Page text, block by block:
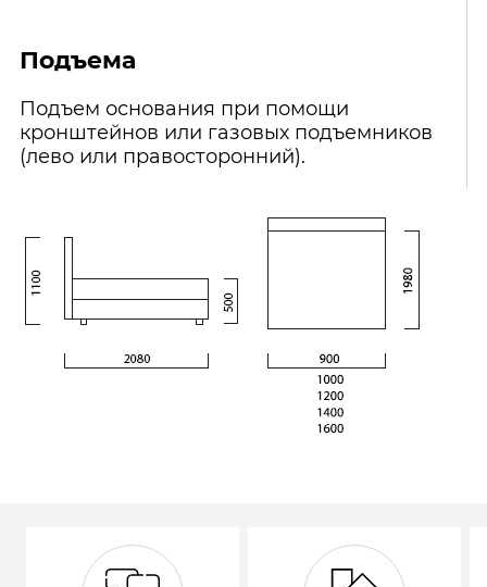
Подъема
Подъем основания при помощи
кронштейнов или газовых подъемников
(лево или правосторонний).